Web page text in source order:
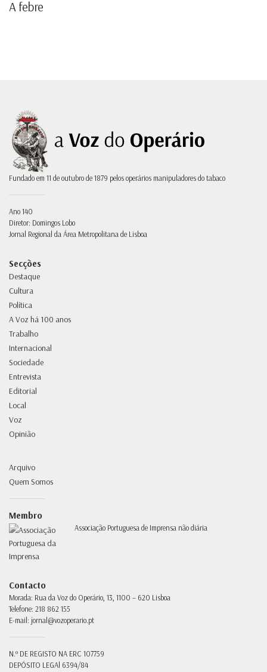
A febre
Fundado em 11 de outubro de 1879 pelos operários manipuladores do tabaco
Ano 140
Diretor: Domingos Lobo
Jornal Regional da Área Metropolitana de Lisboa
Secções
Destaque
Cultura
Política
A Voz há 100 anos
Trabalho
Internacional
Sociedade
Entrevista
Editorial
Local
Voz
Opinião
Arquivo
Quem Somos
Membro
Associação Portuguesa de Imprensa não diária
Contacto
Morada: Rua da Voz do Operário, 13, 1100 – 620 Lisboa
Telefone: 218 862 155
E-mail: jornal@vozoperario.pt
N.º DE REGISTO NA ERC 107759
DEPÓSITO LEGAl 6394/84